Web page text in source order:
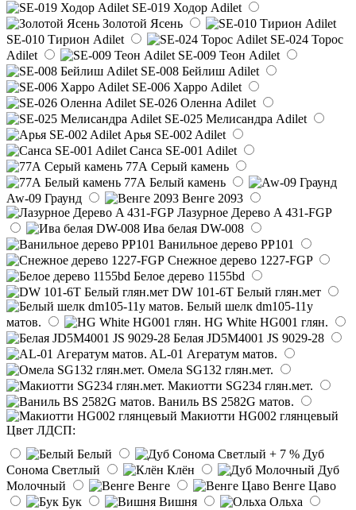
SE-019 Ходор Adilet
Золотой Ясень
SE-010 Тирион Adilet
SE-024 Торос
Adilet
SE-009 Теон Adilet
SE-008 Бейлиш Adilet
SE-006 Харро Adilet
SE-026 Оленна Adilet
SE-025 Мелисандра Adilet
Арья SE-002 Adilet
Санса SE-001 Adilet
77А Серый камень
77А Белый камень
Aw-09 Граунд
Венге 2093
Лазурное Дерево A 431-FGP
Ива белая DW-008
Ванильное дерево PP101
Снежное дерево 1227-FGP
Белое дерево 1155bd
DW 101-6T Белый глян.мет
Белый шелк dm105-11y
матов.
HG White HG001 глян.
Белая JD5M4001 JS 9029-28
AL-01 Агератум матов.
Омела SG132 глян.мет.
Макиотти SG234 глян.мет.
Ваниль BS 2582G матов.
Макиотти HG002 глянцевый
Цвет ЛДСП:
Белый
Дуб
Сонома Светлый
Клён
Дуб
Молочный
Венге
Венге Цаво
Бук
Вишня
Ольха